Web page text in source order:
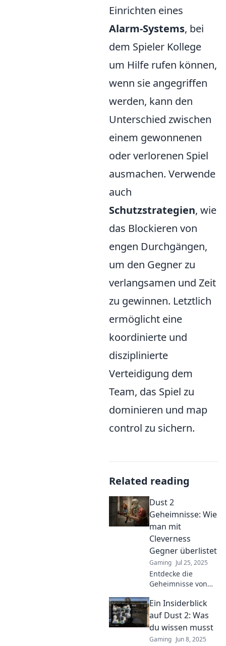
Einrichten eines
Alarm-Systems, bei
dem Spieler Kollege
um Hilfe rufen können,
wenn sie angegriffen
werden, kann den
Unterschied zwischen
einem gewonnenen
oder verlorenen Spiel
ausmachen. Verwende
auch
Schutzstrategien, wie
das Blockieren von
engen Durchgängen,
um den Gegner zu
verlangsamen und Zeit
zu gewinnen. Letztlich
ermöglicht eine
koordinierte und
disziplinierte
Verteidigung dem
Team, das Spiel zu
dominieren und map
control zu sichern.
Related reading
Dust 2
Geheimnisse: Wie
man mit
Cleverness
Gegner überlistet
Gaming Jul 25, 2025
Entdecke die
Geheimnisse von
clevere Strategien,
um deine Gegner
im Spiel zu
überlisten und zum
Ein Insiderblick
auf Dust 2: Was
du wissen musst
Gaming Jun 8, 2025